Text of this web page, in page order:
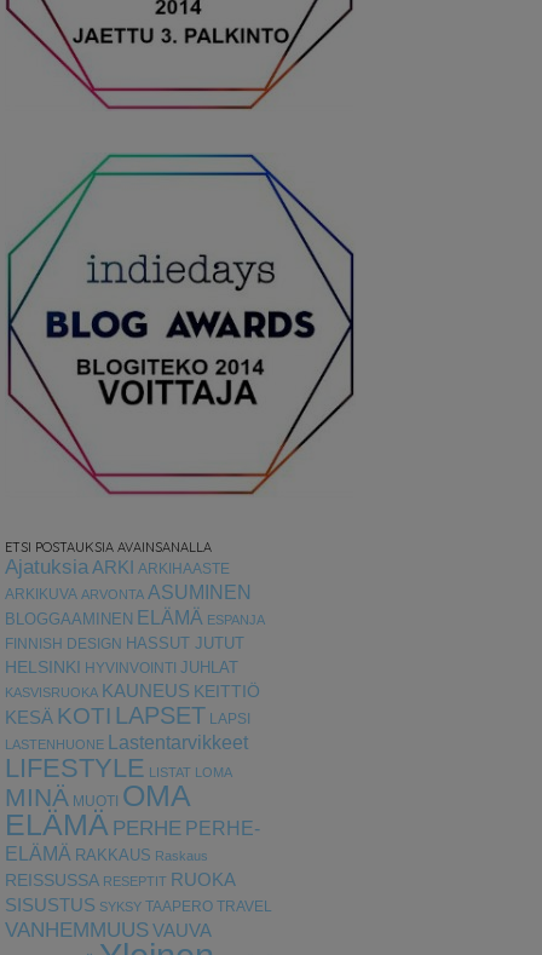
ETSI POSTAUKSIA AVAINSANALLA
AjatuksiaARKI ARKIHAASTE
ARKIKUVA ARVONTA ASUMINEN
BLOGGAAMINEN ELÄMÄ ESPANJA
FINNISH DESIGN HASSUT JUTUT
HELSINKI
HYVINVOINTI JUHLAT
KASVISRUOKA KAUNEUS KEITTIÖ
KESÄ KOTI LAPSET LAPSI
LASTENHUONE Lastentarvikkeet
LIFESTYLE LISTAT LOMA
MINÄ MUOTI OMA
ELÄMÄ PERHE PERHE-
ELÄMÄ RAKKAUS Raskaus
REISSUSSA RESEPTIT RUOKA
SISUSTUS SYKSY TAAPERO TRAVEL
VANHEMMUUS VAUVA